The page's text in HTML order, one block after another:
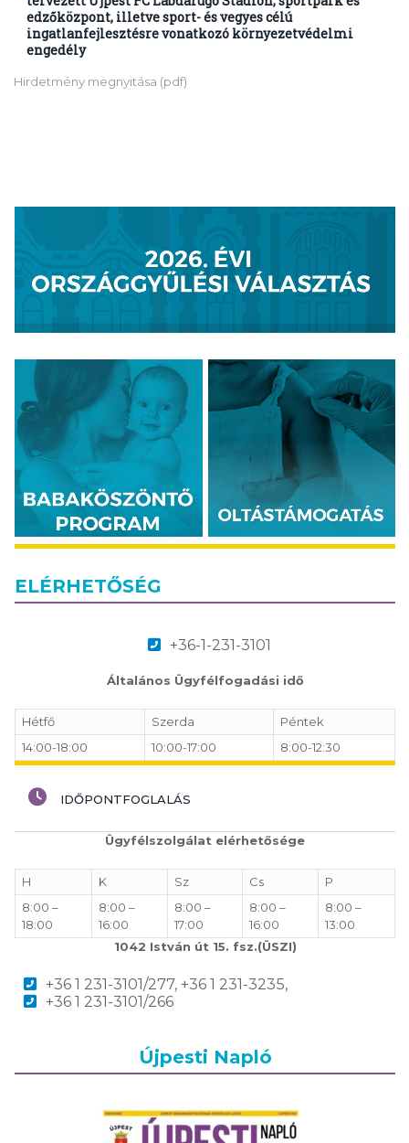
edzőközpont, illetve sport- és vegyes célú
ingatlanfejlesztésre vonatkozó környezetvédelmi
engedély
Hirdetmény megnyitása (pdf)
ELÉRHETŐSÉG
+36-1-231-3101
Általános Ügyfélfogadási idő
Hétfő Szerda
Péntek
14:00-18:00
10:00-17:00 8:00-12:30
IDŐPONTFOGLALÁS
Ügyfélszolgálat elérhetősége
H K Sz Cs
P
8:00 –
18:00
8:00 –
16:00
8:00 –
17:00
8:00 –
16:00
8:00 –
13:00
1042 István út 15. fsz.(ÜSZI)
+36 1 231-3101/277, +36 1 231-3235,
+36 1 231-3101/266
Újpesti Napló